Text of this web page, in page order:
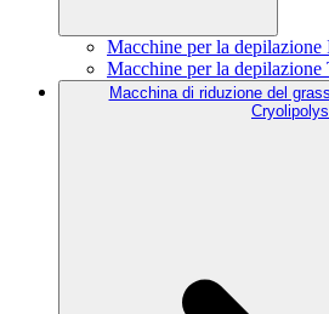
Macchine per la depilazione
Macchine per la depilazione
Macchina di riduzione del